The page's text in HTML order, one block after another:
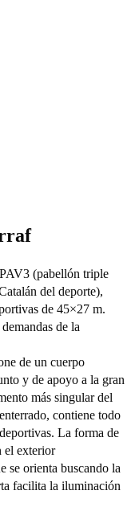
(pabellón triple
del deporte),
de 45×27 m.
de la
de un cuerpo
y de apoyo a la gran
más singular del
contiene todo
La forma de
el exterior
se orienta buscando la
facilita la iluminación